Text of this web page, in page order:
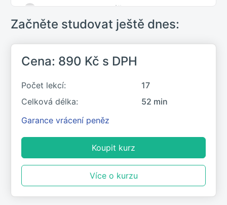
13. Vizualizace a zážitek: Mluvit
nestačí
3:30
14. Řekněte jim příběh 1:57
16. Co dál?
17. Závěrečný test
Začněte studovat ještě dnes:
Cena: 890 Kč s DPH
Počet lekcí:
17
Celková délka:
52 min
Garance vrácení peněz
Koupit kurz
Více o kurzu